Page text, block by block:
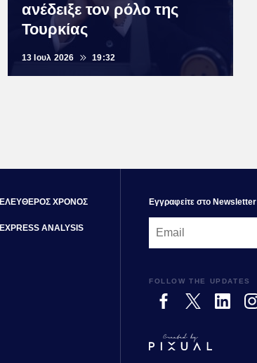
ανέδειξε τον ρόλο της
Τουρκίας
13 Ιουλ 2026 19:32
ΕΛΕΥΘΕΡΟΣ ΧΡΟΝΟΣ
EXPRESS ANALYSIS
FOLLOW THE UPDATES
Εγγραφεiτε στο Newsletter